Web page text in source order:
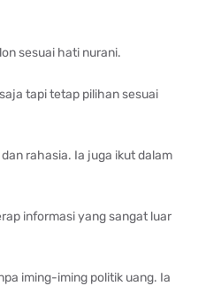
sesuai hati nurani.
tapi tetap pilihan sesuai
rahasia. Ia juga ikut dalam
informasi yang sangat luar
iming-iming politik uang. Ia